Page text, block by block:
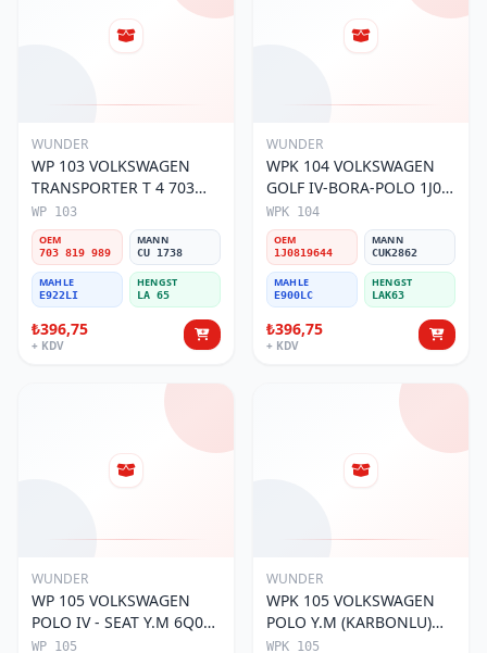
WUNDER
WP 103 VOLKSWAGEN
TRANSPORTER T 4 703
819 989 Polen Filtresi
WP 103
OEM
703 819 989
MANN
CU 1738
MAHLE
E922LI
HENGST
LA 65
₺396,75
+ KDV
WUNDER
WPK 104 VOLKSWAGEN
GOLF IV-BORA-POLO 1J0
819 644 Polen Filtresi
WPK 104
OEM
1J0819644
MANN
CUK2862
MAHLE
E900LC
HENGST
LAK63
₺396,75
+ KDV
WUNDER
WP 105 VOLKSWAGEN
POLO IV - SEAT Y.M 6Q0
820 367 Polen Filtresi
WP 105
WUNDER
WPK 105 VOLKSWAGEN
POLO Y.M (KARBONLU)
6Q0 819 653 Polen Filtresi
WPK 105